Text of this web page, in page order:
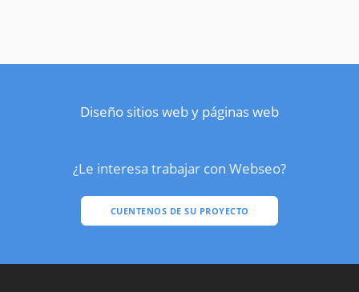
Diseño sitios web y páginas web
¿Le interesa trabajar con Webseo?
CUENTENOS DE SU PROYECTO